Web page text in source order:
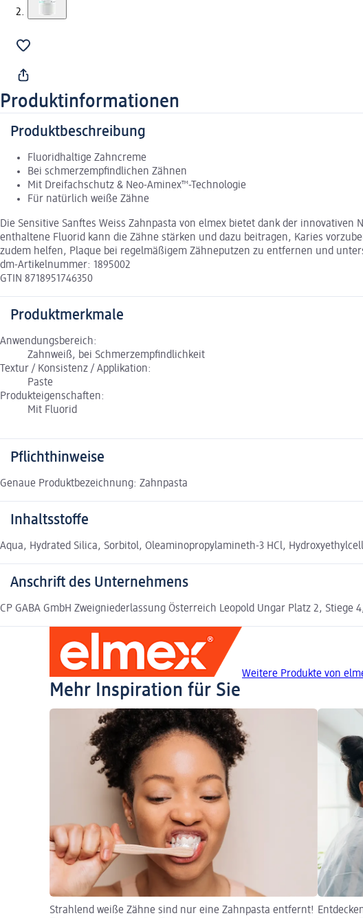
Produktinformationen
Produktbeschreibung
Fluoridhaltige Zahncreme
Bei schmerzempfindlichen Zähnen
Mit Dreifachschutz & Neo-Aminex™-Technologie
Für natürlich weiße Zähne
Die Sensitive Sanftes Weiss Zahnpasta von elmex bietet dank der
enthaltene Fluorid kann die Zähne stärken und dazu beitragen, Karies
zudem helfen, Plaque bei regelmäßigem Zähneputzen zu entfernen und
dm-Artikelnummer: 1895002
GTIN 8718951746350
Produktmerkmale
Anwendungsbereich:
Zahnweiß, bei Schmerzempfindlichkeit
Textur / Konsistenz / Applikation:
Paste
Produkteigenschaften:
Mit Fluorid
Pflichthinweise
Genaue Produktbezeichnung: Zahnpasta
Inhaltsstoffe
Aqua, Hydrated Silica, Sorbitol, Oleaminopropylamineth-3 HCl,
Anschrift des Unternehmens
CP GABA GmbH Zweigniederlassung Österreich Leopold Ungar Platz 2,
Weitere Produkte von
Mehr Inspiration für Sie
Strahlend weiße Zähne sind nur eine Zahnpasta entfernt!